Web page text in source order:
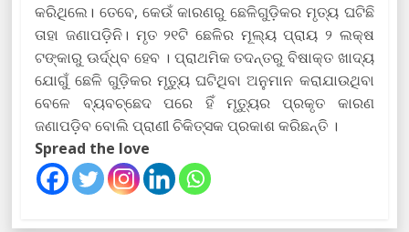
କରିଥିଲେ। ତେବେ, କେଉଁ କାରଣରୁ ଛେଳିଗୁଡ଼ିକର ମୃତ୍ୟ ଘଟିଛି
ତାହା ଜଣାପଡ଼ିନି। ମୃତ ୨୧ଟି ଛେଳିର ମୂଲ୍ୟ ପ୍ରାୟ ୨ ଲକ୍ଷ
ଟଙ୍କାରୁ ଊର୍ଦ୍ଧ୍ବ ହେବ । ପ୍ରାଥମିକ ତଦନ୍ତରୁ ବିଷାକ୍ତ ଖାଦ୍ୟ
ଯୋଗୁଁ ଛେଳି ଗୁଡ଼ିକର ମୃତ୍ୟୁ ଘଟିଥିବା ଅନୁମାନ କରାଯାଉଥିବା
ବେଳେ ବ୍ୟବଚ୍ଛେଦ ପରେ ହିଁ ମୃତ୍ୟୁର ପ୍ରକୃତ କାରଣ
ଜଣାପଡ଼ିବ ବୋଲି ପ୍ରାଣୀ ଚିକିତ୍ସକ ପ୍ରକାଶ କରିଛନ୍ତି ।
Spread the love